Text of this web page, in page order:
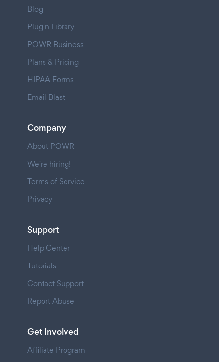
Blog
Plugin Library
POWR Business
Plans & Pricing
HIPAA Forms
Email Blast
Company
About POWR
We're hiring!
Terms of Service
Privacy
Support
Help Center
Tutorials
Contact Support
Report Abuse
Get Involved
Affiliate Program